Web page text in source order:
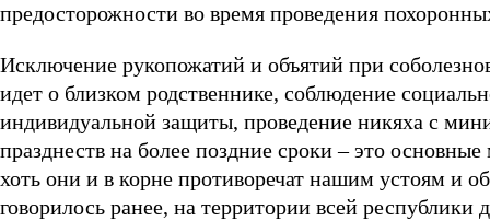
предосторожности во время проведения
Исключение рукопожатий и объятий при
идет о близком родственнике, соблюдение
индивидуальной защиты, проведение никяха с
празднеств на более поздние сроки – это
хоть они и в корне противоречат нашим устоям и
говорилось ранее, на территории всей